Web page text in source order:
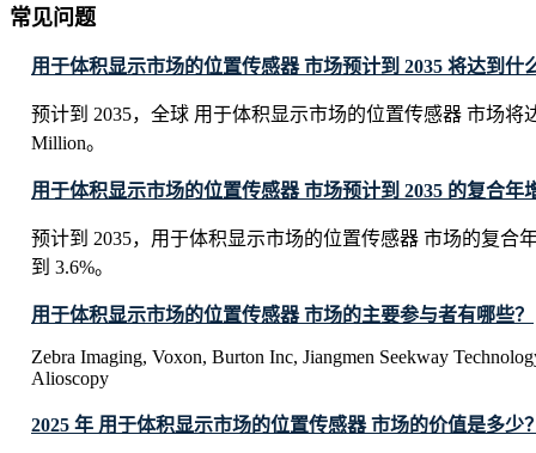
常见问题
用于体积显示市场的位置传感器 市场预计到 2035 将达到什
预计到 2035，全球 用于体积显示市场的位置传感器 市场将
Million。
用于体积显示市场的位置传感器 市场预计到 2035 的复合年
预计到 2035，用于体积显示市场的位置传感器 市场的复合
到 3.6%。
用于体积显示市场的位置传感器 市场的主要参与者有哪些？
Zebra Imaging, Voxon, Burton Inc, Jiangmen Seekway
Alioscopy
2025 年 用于体积显示市场的位置传感器 市场的价值是多少